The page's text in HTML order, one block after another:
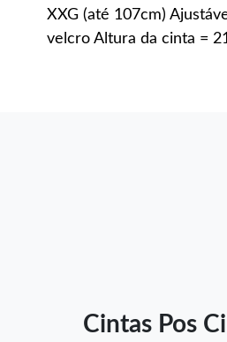
XXG (até 107cm)
velcro Altura da cinta =
Cintas Pos